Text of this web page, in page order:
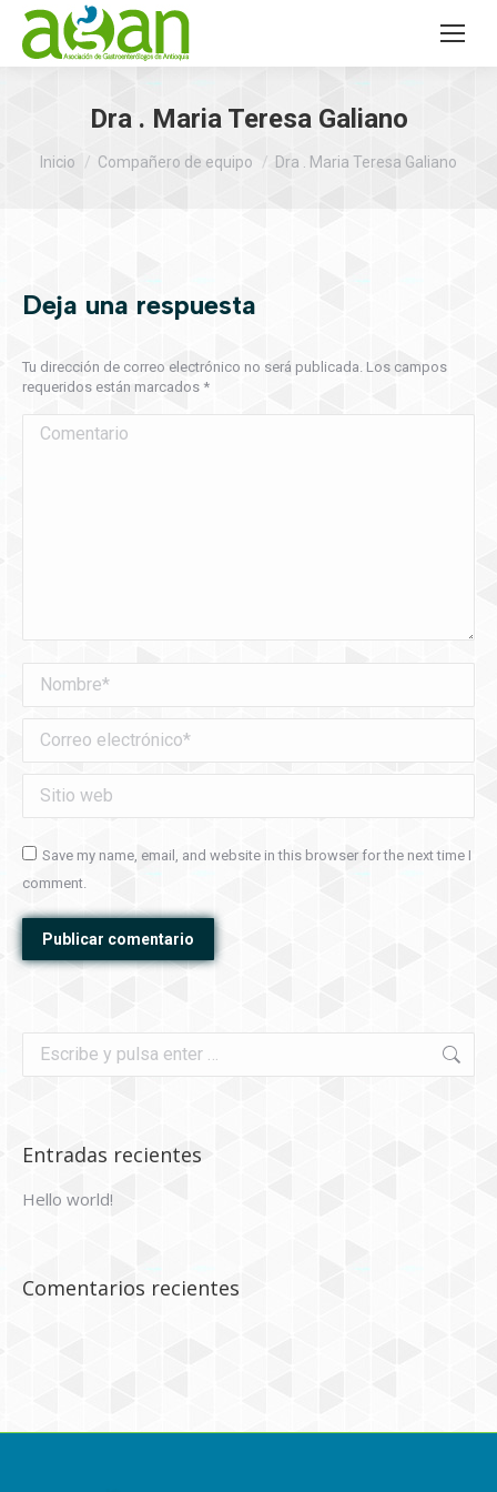
Dra . Maria Teresa Galiano
Estás aquí:
Inicio Compañero de equipo Dra . Maria Teresa Galiano
Deja una respuesta
Tu dirección de correo electrónico no será publicada. Los campos
requeridos están marcados *
Comentario
Nombre *
Correo electrónico *
Sitio web
Save my name, email, and website in this browser for the next time I
comment.
Publicar comentario
Buscar:
Entradas recientes
Hello world!
Comentarios recientes